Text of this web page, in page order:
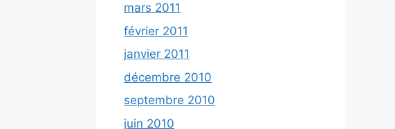
mars 2011
février 2011
janvier 2011
décembre 2010
septembre 2010
juin 2010